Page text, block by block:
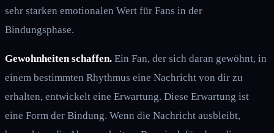
sehr starken emotionalen Wert für Fans in der
Bindungsphase.
Gewohnheiten schaffen. Ein Fan, der sich daran gewöhnt, in
einem bestimmten Rhythmus eine Nachricht von dir zu
erhalten, entwickelt eine Erwartung. Diese Erwartung ist
eine Form der Bindung. Wenn die Nachricht ausbleibt,